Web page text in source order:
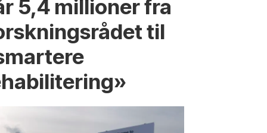
5,4 millioner fra
til